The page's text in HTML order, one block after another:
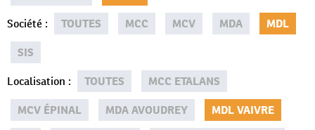
Société : TOUTES MCC MCV MDA
MDL
SIS
Localisation : TOUTES
MCC ETALANS
MCV ÉPINAL
MDA AVOUDREY
MDL VAIVRE